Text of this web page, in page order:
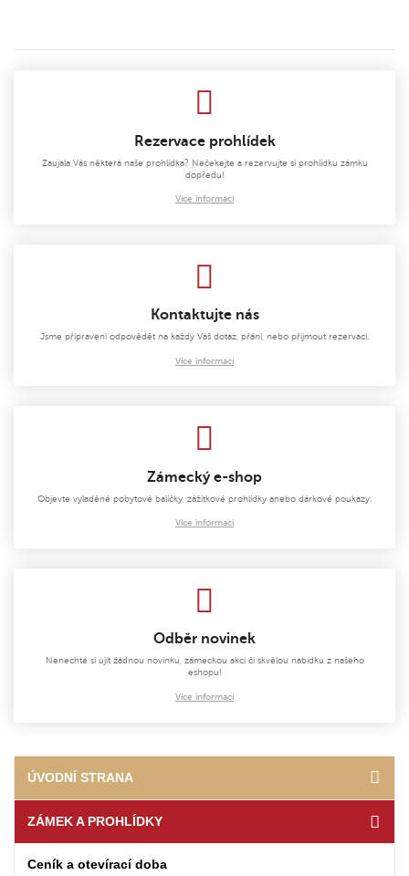
Rezervace prohlídek
Zaujala Vás některá naše prohlídka? Nečekejte a rezervujte si prohlídku zámku
dopředu!
Více informací
Kontaktujte nás
Jsme připraveni odpovědět na každý Váš dotaz, přání, nebo přijmout rezervaci.
Více informací
Zámecký e-shop
Objevte vyladěné pobytové balíčky, zážitkové prohlídky anebo dárkové poukazy.
Více informací
Odběr novinek
Nenechte si ujít žádnou novinku, zámeckou akci či skvělou nabídku z našeho
eshopu!
Více informací
ÚVODNÍ STRANA
ZÁMEK A PROHLÍDKY
Ceník a otevírací doba